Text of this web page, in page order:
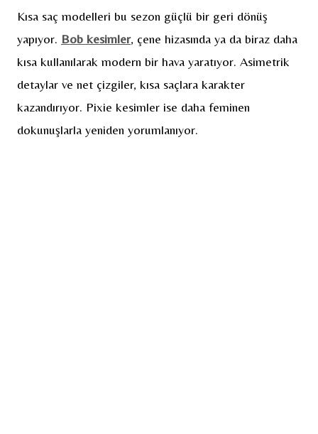
Kısa saç modelleri bu sezon güçlü bir geri dönüş
yapıyor. Bob kesimler, çene hizasında ya da biraz daha
kısa kullanılarak modern bir hava yaratıyor. Asimetrik
detaylar ve net çizgiler, kısa saçlara karakter
kazandırıyor. Pixie kesimler ise daha feminen
dokunuşlarla yeniden yorumlanıyor.